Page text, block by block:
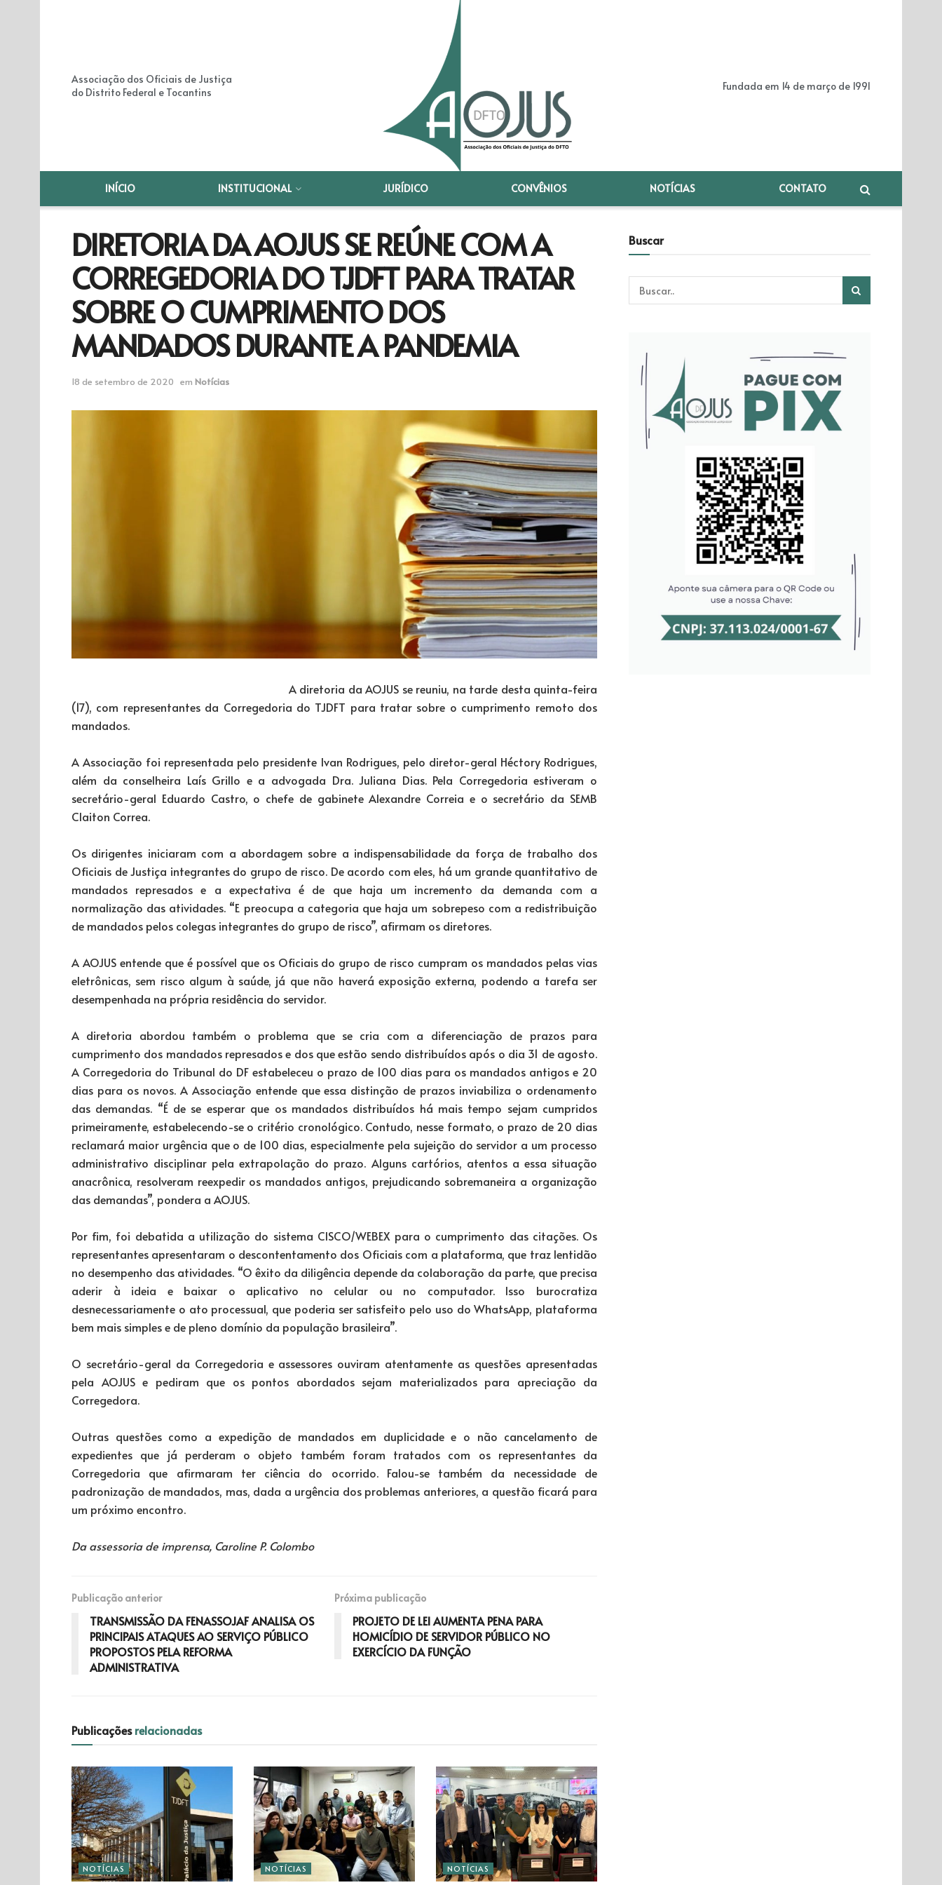
Associação dos Oficiais de Justiça
do Distrito Federal e Tocantins
Fundada em 14 de março de 1991
INÍCIO INSTITUCIONAL JURÍDICO CONVÊNIOS NOTÍCIAS CONTATO
DIRETORIA DA AOJUS SE REÚNE COM A
CORREGEDORIA DO TJDFT PARA TRATAR
SOBRE O CUMPRIMENTO DOS
MANDADOS DURANTE A PANDEMIA
18 de setembro de 2020 em Notícias
A diretoria da AOJUS se reuniu, na tarde desta quinta-feira
(17), com representantes da Corregedoria do TJDFT para tratar sobre o cumprimento remoto dos
mandados.
A Associação foi representada pelo presidente Ivan Rodrigues, pelo diretor-geral Héctory Rodrigues,
além da conselheira Laís Grillo e a advogada Dra. Juliana Dias. Pela Corregedoria estiveram o
secretário-geral Eduardo Castro, o chefe de gabinete Alexandre Correia e o secretário da SEMB
Claiton Correa.
Os dirigentes iniciaram com a abordagem sobre a indispensabilidade da força de trabalho dos
Oficiais de Justiça integrantes do grupo de risco. De acordo com eles, há um grande quantitativo de
mandados represados e a expectativa é de que haja um incremento da demanda com a
normalização das atividades. “E preocupa a categoria que haja um sobrepeso com a redistribuição
de mandados pelos colegas integrantes do grupo de risco”, afirmam os diretores.
A AOJUS entende que é possível que os Oficiais do grupo de risco cumpram os mandados pelas vias
eletrônicas, sem risco algum à saúde, já que não haverá exposição externa, podendo a tarefa ser
desempenhada na própria residência do servidor.
A diretoria abordou também o problema que se cria com a diferenciação de prazos para
cumprimento dos mandados represados e dos que estão sendo distribuídos após o dia 31 de agosto.
A Corregedoria do Tribunal do DF estabeleceu o prazo de 100 dias para os mandados antigos e 20
dias para os novos. A Associação entende que essa distinção de prazos inviabiliza o ordenamento
das demandas. “É de se esperar que os mandados distribuídos há mais tempo sejam cumpridos
primeiramente, estabelecendo-se o critério cronológico. Contudo, nesse formato, o prazo de 20 dias
reclamará maior urgência que o de 100 dias, especialmente pela sujeição do servidor a um processo
administrativo disciplinar pela extrapolação do prazo. Alguns cartórios, atentos a essa situação
anacrônica, resolveram reexpedir os mandados antigos, prejudicando sobremaneira a organização
das demandas”, pondera a AOJUS.
Por fim, foi debatida a utilização do sistema CISCO/WEBEX para o cumprimento das citações. Os
representantes apresentaram o descontentamento dos Oficiais com a plataforma, que traz lentidão
no desempenho das atividades. “O êxito da diligência depende da colaboração da parte, que precisa
aderir à ideia e baixar o aplicativo no celular ou no computador. Isso burocratiza
desnecessariamente o ato processual, que poderia ser satisfeito pelo uso do WhatsApp, plataforma
bem mais simples e de pleno domínio da população brasileira”.
O secretário-geral da Corregedoria e assessores ouviram atentamente as questões apresentadas
pela AOJUS e pediram que os pontos abordados sejam materializados para apreciação da
Corregedora.
Outras questões como a expedição de mandados em duplicidade e o não cancelamento de
expedientes que já perderam o objeto também foram tratados com os representantes da
Corregedoria que afirmaram ter ciência do ocorrido. Falou-se também da necessidade de
padronização de mandados, mas, dada a urgência dos problemas anteriores, a questão ficará para
um próximo encontro.
Da assessoria de imprensa, Caroline P. Colombo
Publicação anterior
TRANSMISSÃO DA FENASSOJAF ANALISA OS
PRINCIPAIS ATAQUES AO SERVIÇO PÚBLICO
PROPOSTOS PELA REFORMA
ADMINISTRATIVA
Próxima publicação
PROJETO DE LEI AUMENTA PENA PARA
HOMICÍDIO DE SERVIDOR PÚBLICO NO
EXERCÍCIO DA FUNÇÃO
Publicaçõesrelacionadas
NOTÍCIAS NOTÍCIAS NOTÍCIAS
Buscar